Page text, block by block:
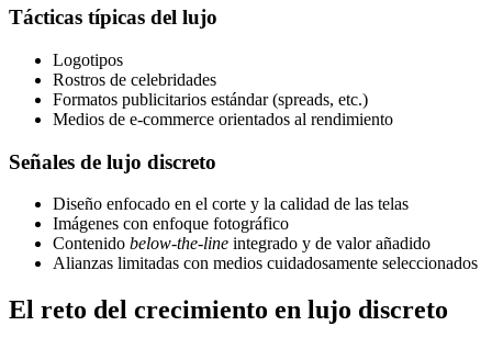
Tácticas típicas del lujo
Logotipos
Rostros de celebridades
Formatos publicitarios estándar (spreads, etc.)
Medios de e-commerce orientados al rendimiento
Señales de lujo discreto
Diseño enfocado en el corte y la calidad de las telas
Imágenes con enfoque fotográfico
Contenido below-the-line integrado y de valor añadido
Alianzas limitadas con medios cuidadosamente seleccionados
El reto del crecimiento en lujo discreto